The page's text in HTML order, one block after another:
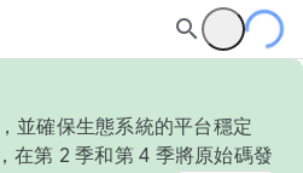
並確保生態系統的平台穩定
在第 2 季和第 4 季將原始碼發